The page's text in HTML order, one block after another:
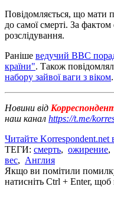
Повідомляється, що мати
до самої смерті. За фактом
розслідування.
Раніше ведучий ВВС
країни". Також
набору зайвої ваги з віком.
Новини від
наш канал https://t.me/
Читайте Korrespondent.net
ТЕГИ: смерть, ожирение,
вес, Англия
Якщо ви помітили
натисніть Ctrl + Enter,